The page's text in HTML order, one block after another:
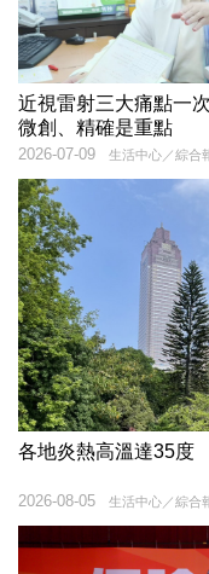
近視雷射三大痛點一
微創、精確是重點
生活中心／綜合
2026-07-09
各地炎熱高溫達35度
生活中心／綜合
2026-08-05